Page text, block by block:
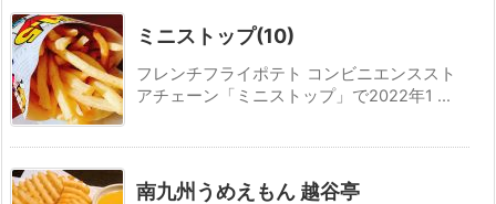
ミニストップ(10)
フレンチフライポテト コンビニエンススト
アチェーン「ミニストップ」で2022年1 ...
南九州うめえもん 越谷亭